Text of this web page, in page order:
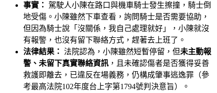
事實：
駕駛人小陳在路口與機車騎士發生擦撞，騎士倒
地受傷。小陳雖然下車查看，詢問騎士是否需要協助，
但因為騎士說「沒關係，我自己處理就好」，小陳就沒
有報警，也沒有留下聯絡方式，趕著去上班了。
法律結果： 法院認為，小陳雖然短暫停留，但未主動報
警、未留下真實聯絡資訊 ，且未確認傷者是否獲得妥善
救護即離去，已違反在場義務，仍構成肇事逃逸罪（參
考最高法院102年度台上字第1794號判決意旨）。